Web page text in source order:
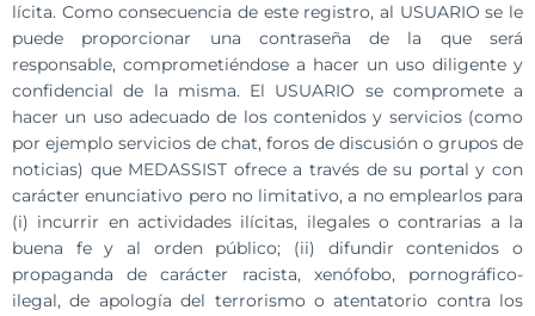
lícita. Como consecuencia de este registro, al USUARIO se le
puede proporcionar una contraseña de la que será
responsable, comprometiéndose a hacer un uso diligente y
confidencial de la misma. El USUARIO se compromete a
hacer un uso adecuado de los contenidos y servicios (como
por ejemplo servicios de chat, foros de discusión o grupos de
noticias) que MEDASSIST ofrece a través de su portal y con
carácter enunciativo pero no limitativo, a no emplearlos para
(i) incurrir en actividades ilícitas, ilegales o contrarias a la
buena fe y al orden público; (ii) difundir contenidos o
propaganda de carácter racista, xenófobo, pornográfico-
ilegal, de apología del terrorismo o atentatorio contra los